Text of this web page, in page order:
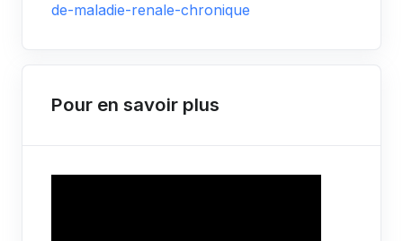
de-maladie-renale-chronique
Pour en savoir plus